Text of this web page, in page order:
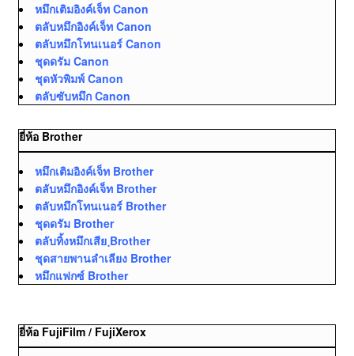
หมึกเติมอิงค์เจ็ท Canon
ตลับหมึกอิงค์เจ็ท Canon
ตลับหมึกโทนเนอร์ Canon
ชุดดรัม Canon
ชุดหัวพิมพ์ Canon
ตลับซับหมึก Canon
ยี่ห้อ Brother
หมึกเติมอิงค์เจ็ท Brother
ตลับหมึกอิงค์เจ็ท Brother
ตลับหมึกโทนเนอร์ Brother
ชุดดรัม Brother
ตลับทิ้งหมึกเสีย ฺBrother
ชุดสายพานลำเลียง Brother
หมึกแฟกซ์ Brother
ยี่ห้อ FujiFilm / FujiXerox